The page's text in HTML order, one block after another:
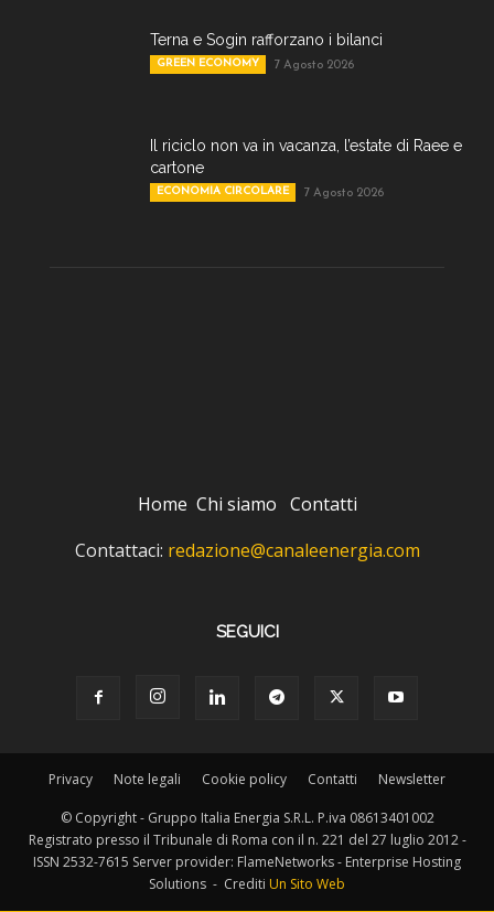
Terna e Sogin rafforzano i bilanci
GREEN ECONOMY 7 Agosto 2026
Il riciclo non va in vacanza, l’estate di Raee e
cartone
ECONOMIA CIRCOLARE 7 Agosto 2026
Home Chi siamo Contatti
Contattaci: redazione@canaleenergia.com
SEGUICI
Privacy Note legali Cookie policy Contatti Newsletter
© Copyright - Gruppo Italia Energia S.R.L. P.iva 08613401002
Registrato presso il Tribunale di Roma con il n. 221 del 27 luglio 2012 -
ISSN 2532-7615 Server provider: FlameNetworks - Enterprise Hosting
Solutions - Crediti Un Sito Web